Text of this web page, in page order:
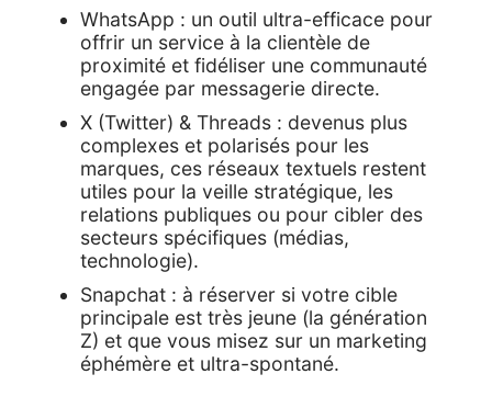
WhatsApp : un outil ultra-efficace pour
offrir un service à la clientèle de
proximité et fidéliser une communauté
engagée par messagerie directe.
X (Twitter) & Threads : devenus plus
complexes et polarisés pour les
marques, ces réseaux textuels restent
utiles pour la veille stratégique, les
relations publiques ou pour cibler des
secteurs spécifiques (médias,
technologie).
Snapchat : à réserver si votre cible
principale est très jeune (la génération
Z) et que vous misez sur un marketing
éphémère et ultra-spontané.